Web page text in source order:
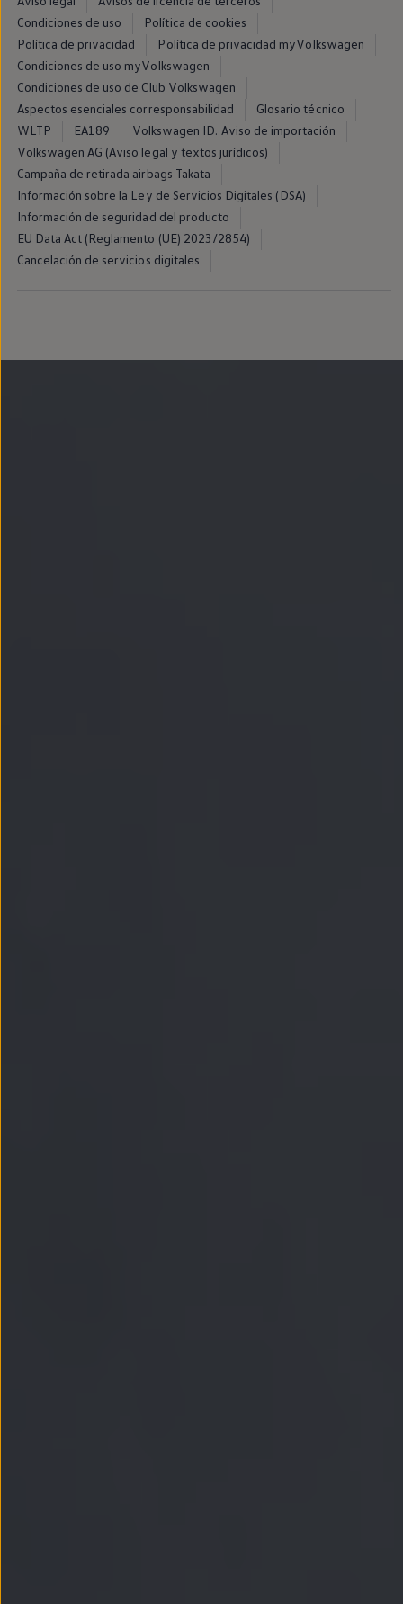
Llantas y neumáticos
Recambios Volkswagen
Accesorios y merchandising
Seguridad
Transporte
Entretenimiento
Personalización
Carga
Merchandising
Todo sobre tu Volkswagen
Tu coche conectado
Luces de advertencia
Manuales del coche
Información sobre EA189
Accede a My Volkswagen
Todo sobre tu Volkswagen
Información sobre Diésel XTL
Condiciones de uso
Política de cookies
Política de privacidad
Política de privacidad myVolkswagen
Condiciones de uso myVolkswagen
Condiciones de uso de Club Volkswagen
Aspectos esenciales corresponsabilidad
Glosario técnico
WLTP
EA189
Volkswagen ID. Aviso de importación
Volkswagen AG (Aviso legal y textos jurídicos)
Campaña de retirada airbags Takata
Información sobre la Ley de Servicios Digitales (DSA)
Información de seguridad del producto
EU Data Act (Reglamento (UE) 2023/2854)
Cancelación de servicios digitales